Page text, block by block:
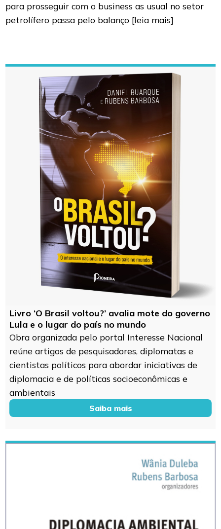
para prosseguir com o business as usual no setor
petrolífero passa pelo balanço [leia mais]
Livro ‘O Brasil voltou?’ avalia mote do governo
Lula e o lugar do país no mundo
Obra organizada pelo portal Interesse Nacional
reúne artigos de pesquisadores, diplomatas e
cientistas políticos para abordar iniciativas de
diplomacia e de políticas socioeconômicas e
ambientais
Saiba mais